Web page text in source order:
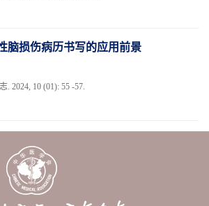
脑损伤病历书写的应用前景
. 2024, 10 (01): 55 -57.